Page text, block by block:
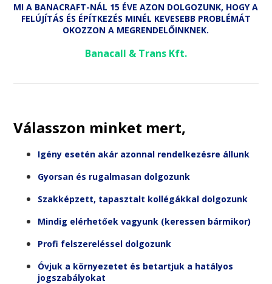
MI A BANACRAFT-NÁL 15 ÉVE AZON DOLGOZUNK, HOGY A
FELÚJÍTÁS ÉS ÉPÍTKEZÉS MINÉL KEVESEBB PROBLÉMÁT
OKOZZON A MEGRENDELŐINKNEK.
Banacall & Trans Kft.
Válasszon minket mert,
Igény esetén akár azonnal rendelkezésre állunk
Gyorsan és rugalmasan dolgozunk
Szakképzett, tapasztalt kollégákkal dolgozunk
Mindig elérhetőek vagyunk (keressen bármikor)
Profi felszereléssel dolgozunk
Óvjuk a környezetet és betartjuk a hatályos
jogszabályokat